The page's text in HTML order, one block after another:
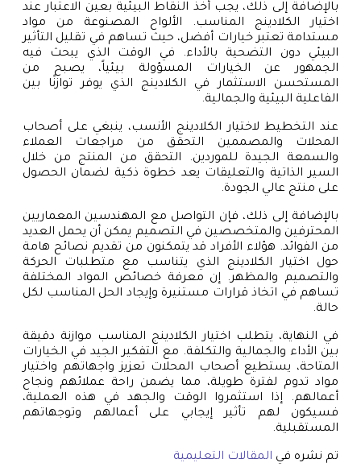
بالإضافة إلى ذلك، يجب أخذ النقاط البيئية بعين الاعتبار عند
اختيار الكلادينج المناسب. الألواح المصنوعة من مواد
مستدامة تعتبر خيارات أفضل، حيث تساهم في تقليل التأثير
البيئي دون التضحية بالأداء. في الوقت الذي يبحث فيه
الجمهور عن الخيارات المسؤولة بيئياً، يصبح من
المستحسن الاستثمار في الكلادينج الذي يوفر توازنًا بين
الفاعلية البيئية والجمالية.
عند التخطيط لاختيار الكلادينج الأنسب، ينبغي على أصحاب
المحلات والمصممين التحقق من مراجعات العملاء
والسمعة الجيدة للموردين. التحقق من المنتج من خلال
السير الذاتية والتعليقات يعد خطوة ذكية لضمان الحصول
على منتج عالي الجودة.
بالإضافة إلى ذلك، فإن التواصل مع المهندسين المعماريين
المحترفين والمتخصصين في التصميم يمكن أن يحمل العديد
من الفوائد. هؤلاء الأفراد قد يتمكنون من تقديم نصائح هامة
حول اختيار الكلادينج الذي يتناسب مع متطلبات الحركة
والتصميم والمظهر. إن معرفة خصائص المواد المختلفة
تساهم في اتخاذ قرارات مستنيرة وإيجاد الحل المناسب لكل
حالة.
في النهاية، يتطلب اختيار الكلادينج المناسب موازنة دقيقة
بين الأداء والجمالية والتكلفة. مع التفكير الجيد في الخيارات
المتاحة، يستطيع أصحاب المحلات تعزيز واجهاتهم واختيار
مواد تدوم لفترة طويلة، مما يضمن راحة عملائهم ونجاح
أعمالهم. إذا استثمروا الوقت والجهد في هذه العملية،
فسيكون لهم تأثير إيجابي على أعمالهم وتوجهاتهم
المستقبلية.
تم نشره في المقالات التعليمية